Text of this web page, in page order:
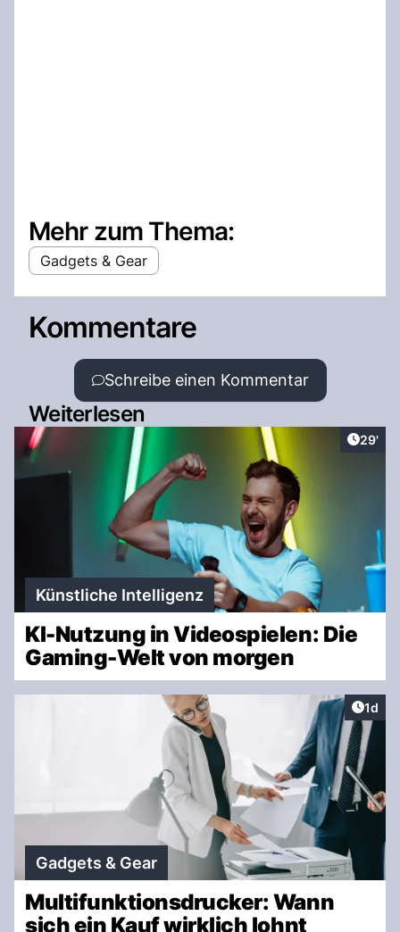
Mehr zum Thema:
Gadgets & Gear
Kommentare
Schreibe einen Kommentar
Weiterlesen
29'
Künstliche Intelligenz
KI-Nutzung in Videospielen: Die
Gaming-Welt von morgen
1d
Gadgets & Gear
Multifunktionsdrucker: Wann
sich ein Kauf wirklich lohnt